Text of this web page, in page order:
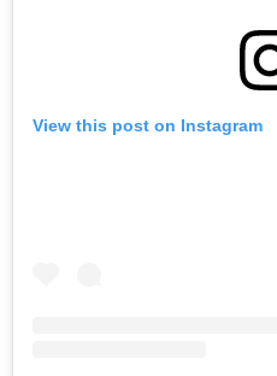
View this post on Instagram